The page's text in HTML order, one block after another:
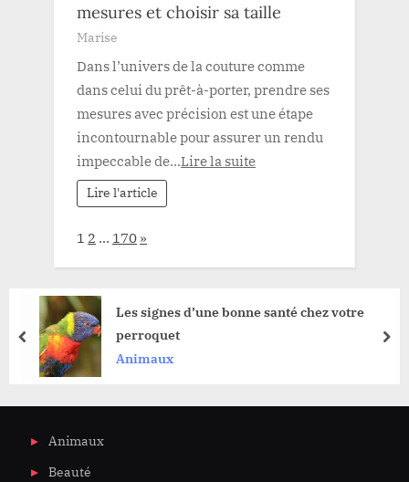
mesures et choisir sa taille
Marise
Dans l’univers de la couture comme
dans celui du prêt-à-porter, prendre ses
mesures avec précision est une étape
incontournable pour assurer un rendu
impeccable de...Lire la suite
Lire l'article
Page:
1 2 … 170 Next
»
Les signes d’une bonne santé chez votre
perroquet
Animaux
prev
Animaux
Beauté